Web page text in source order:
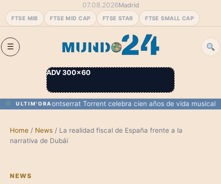
FTSE MIB FTSE MID CAP FTSE STAR FTSE SMALL CAP
07.08.2026Madrid
ADV 300×60
ULTIM'ORA
y MelillaMontserrat Torrent celebra cien años de vida musical
Home / News / La realidad fiscal de España frente a la
narrativa de Dubái
NEWS